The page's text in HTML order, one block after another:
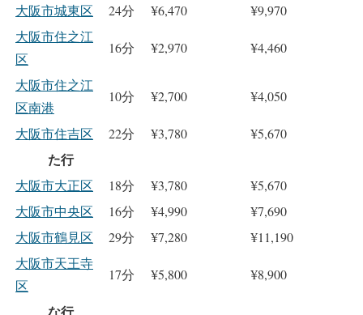
大阪市城東区 24分 ¥6,470
¥9,970
大阪市住之江
区
16分 ¥2,970 ¥4,460
大阪市住之江
区南港
10分 ¥2,700 ¥4,050
大阪市住吉区 22分 ¥3,780 ¥5,670
た行
大阪市大正区 18分 ¥3,780
¥5,670
大阪市中央区
16分 ¥4,990
¥7,690
大阪市鶴見区
29分 ¥7,280
¥11,190
大阪市天王寺
区
17分 ¥5,800 ¥8,900
な行